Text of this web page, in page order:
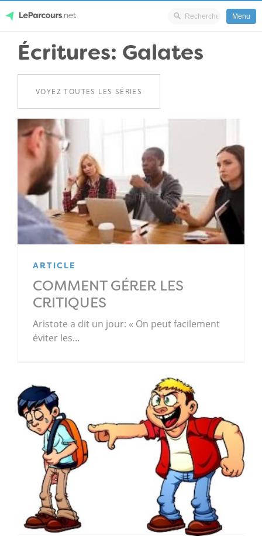
content
LeParcours.net
Menu
Écritures: Galates
VOYEZ TOUTES LES SÉRIES
ARTICLE
COMMENT GÉRER LES
CRITIQUES
Aristote a dit un jour: « On peut facilement
éviter les…